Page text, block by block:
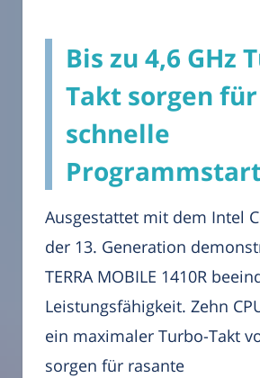
Bis zu 4,6 GHz
Takt sorgen für
schnelle
Ausgestattet mit dem Intel
der 13. Generation
TERRA MOBILE 1410R
Leistungsfähigkeit. Zehn
ein maximaler Turbo-Takt
sorgen für rasante